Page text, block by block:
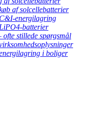
af solcellebatterier
energilagring
batterier
stillede spørgsmål
i boliger